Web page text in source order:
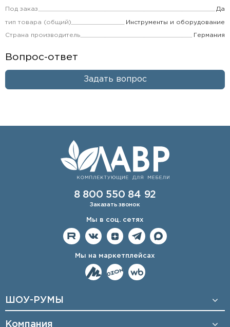
Под заказ Да
тип товара (общий) Инструменты и оборудование
Страна производитель Германия
Вопрос-ответ
Задать вопрос
8 800 550 84 92
Заказать звонок
Мы в соц. сетях
Мы на маркетплейсах
ШОУ-РУМЫ
Компания